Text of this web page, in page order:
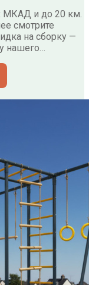
МКАД и до 20 км.
смотрите
на сборку —
нашего…